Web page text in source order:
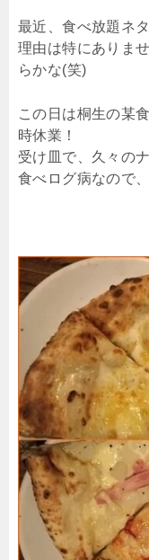
最近、食べ放題ネ
理由は特にありま
らかな(笑)
この日は桐生の某
時休業！
受け皿で、久々の
食べログ病なので